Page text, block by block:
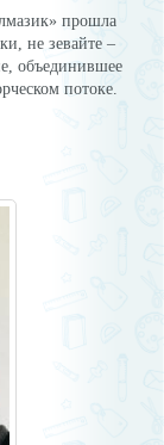
прошла
не зевайте –
объединившее
потоке.